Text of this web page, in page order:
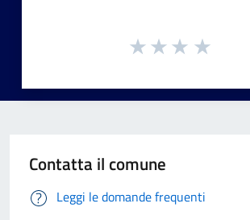
Contatta il comune
Leggi le domande frequenti